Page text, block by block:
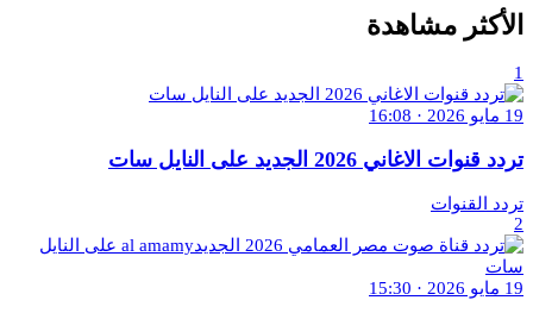
الأكثر مشاهدة
1
19 مايو 2026 · 16:08
تردد قنوات الاغاني 2026 الجديد على النايل سات
تردد القنوات
2
19 مايو 2026 · 15:30